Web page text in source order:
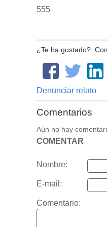
555
¿Te ha gustado?.
Denunciar relato
Comentarios
Aún no hay
COMENTAR
Nombre:
E-mail:
Comentario: